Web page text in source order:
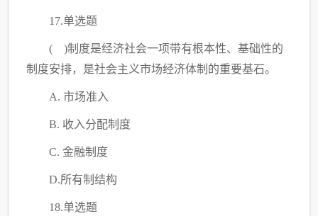
17.单选题
( )制度是经济社会一项带有根本性、基础性的
制度安排，是社会主义市场经济体制的重要基石。
A. 市场准入
B. 收入分配制度
C. 金融制度
D.所有制结构
18.单选题